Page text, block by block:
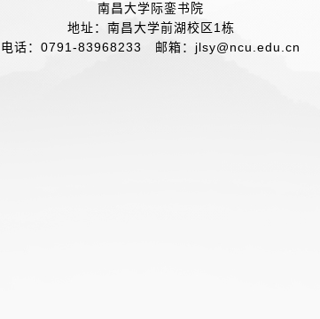
南昌大学际銮书院
地址：南昌大学前湖校区1栋
电话：0791-83968233 邮箱：jlsy@ncu.edu.cn